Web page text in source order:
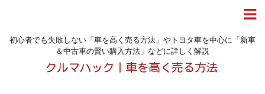
初心者でも失敗しない「車を高く売る方法」やトヨタ車を中心に「新車
＆中古車の賢い購入方法」などに詳しく解説